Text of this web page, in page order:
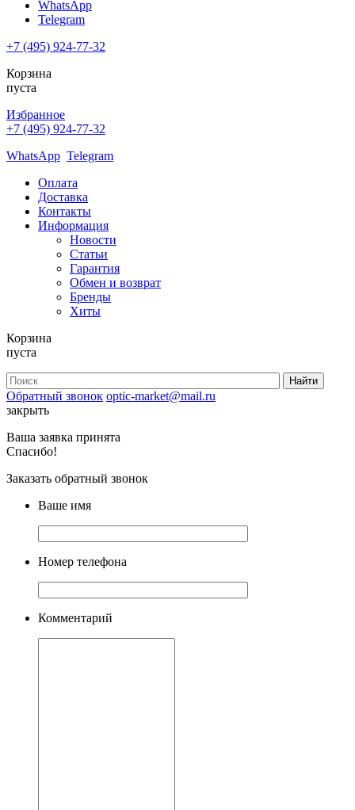
WhatsApp
Telegram
+7 (495) 924-77-32
Корзина
пуста
Избранное
+7 (495) 924-77-32
WhatsApp Telegram
Оплата
Доставка
Контакты
Информация
Новости
Статьи
Гарантия
Обмен и возврат
Бренды
Хиты
Корзина
пуста
Обратный звонок optic-market@mail.ru
закрыть
Ваша заявка принята
Спасибо!
Заказать обратный звонок
Ваше имя
Номер телефона
Комментарий